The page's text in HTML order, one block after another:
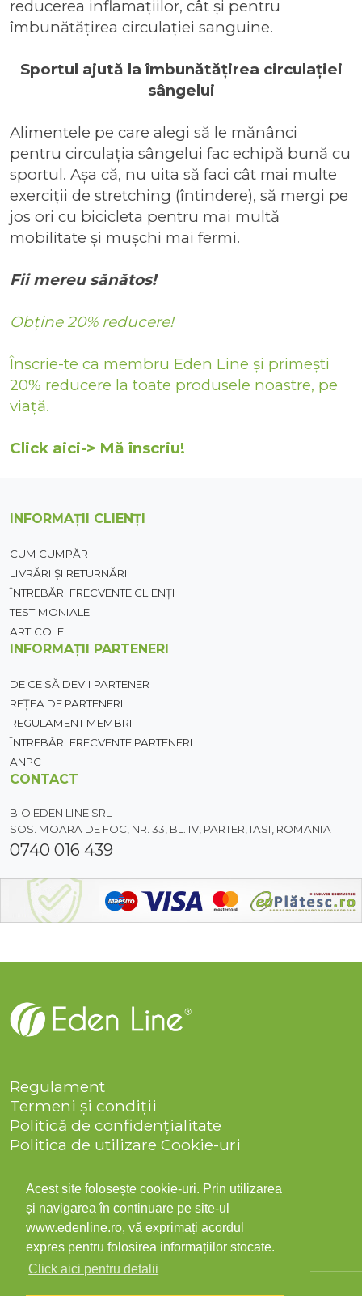
Acest site folosește cookie-uri. Prin utilizarea
și navigarea în continuare pe site-ul
www.edenline.ro, vă exprimați acordul
expres pentru folosirea informațiilor stocate.
Click aici pentru detalii
reducerea inflamațiilor, cât și pentru
îmbunătățirea circulației sanguine.
Sportul ajută la îmbunătățirea circulației
sângelui
Alimentele pe care alegi să le mănânci
pentru circulația sângelui fac echipă bună cu
sportul. Așa că, nu uita să faci cât mai multe
exerciții de stretching (întindere), să mergi pe
jos ori cu bicicleta pentru mai multă
mobilitate și mușchi mai fermi.
Fii mereu sănătos!
Obține 20% reducere!
Înscrie-te ca membru Eden Line și primești
20% reducere la toate produsele noastre, pe
viață.
Click aici-> Mă înscriu!
INFORMAȚII CLIENȚI
CUM CUMPĂR
LIVRĂRI ȘI RETURNĂRI
ÎNTREBĂRI FRECVENTE CLIENȚI
TESTIMONIALE
ARTICOLE
INFORMAȚII PARTENERI
DE CE SĂ DEVII PARTENER
REȚEA DE PARTENERI
REGULAMENT MEMBRI
ÎNTREBĂRI FRECVENTE PARTENERI
ANPC
CONTACT
BIO EDEN LINE SRL
SOS. MOARA DE FOC, NR. 33, BL. IV, PARTER, IASI, ROMANIA
0740 016 439
Regulament
Termeni și condiții
Politică de confidențialitate
Politica de utilizare Cookie-uri
Solicitare date personale
ANPC
Contact